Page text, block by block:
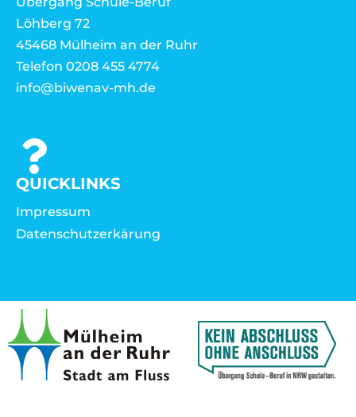
Löhberg 72
45468 Mülheim an der Ruhr
Telefon 0208 455 4774
info@biwenav-mh.de
QUICKLINKS
Impressum
Datenschutzerkärung